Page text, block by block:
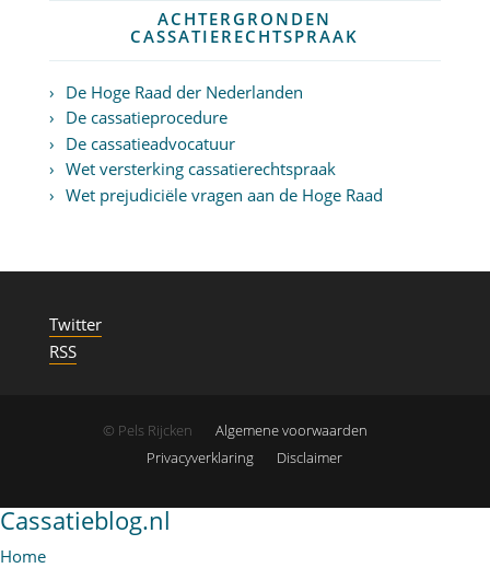
ACHTERGRONDEN
CASSATIERECHTSPRAAK
De Hoge Raad der Nederlanden
De cassatieprocedure
De cassatieadvocatuur
Wet versterking cassatierechtspraak
Wet prejudiciële vragen aan de Hoge Raad
Twitter
RSS
© Pels Rijcken
Algemene voorwaarden
Privacyverklaring
Disclaimer
Cassatieblog.nl
Home